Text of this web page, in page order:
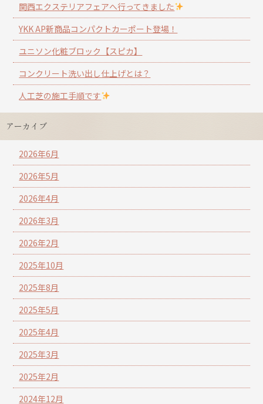
関西エクステリアフェアへ行ってきました
YKK AP新商品コンパクトカーポート登場！
ユニソン化粧ブロック【スピカ】
コンクリート洗い出し仕上げとは？
人工芝の施工手順です
アーカイブ
2026年6月
2026年5月
2026年4月
2026年3月
2026年2月
2025年10月
2025年8月
2025年5月
2025年4月
2025年3月
2025年2月
2024年12月